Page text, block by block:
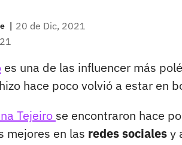
| 20 de Dic, 2021
es una de las influencer más
hace poco volvió a estar en
Tejeiro se encontraron hace
mejores en las redes socialesy